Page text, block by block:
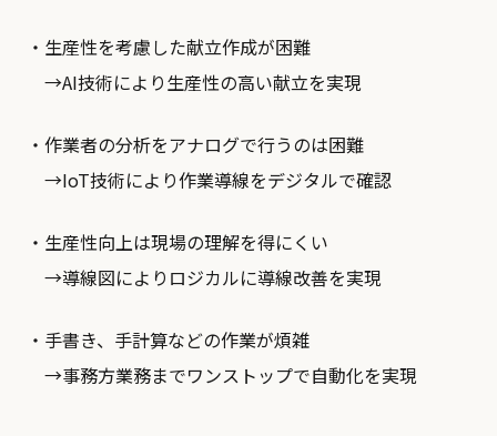
・生産性を考慮した献立作成が困難
→AI技術により生産性の高い献立を実現
・作業者の分析をアナログで行うのは困難
→IoT技術により作業導線をデジタルで確認
・生産性向上は現場の理解を得にくい
→導線図によりロジカルに導線改善を実現
・手書き、手計算などの作業が煩雑
→事務方業務までワンストップで自動化を実現